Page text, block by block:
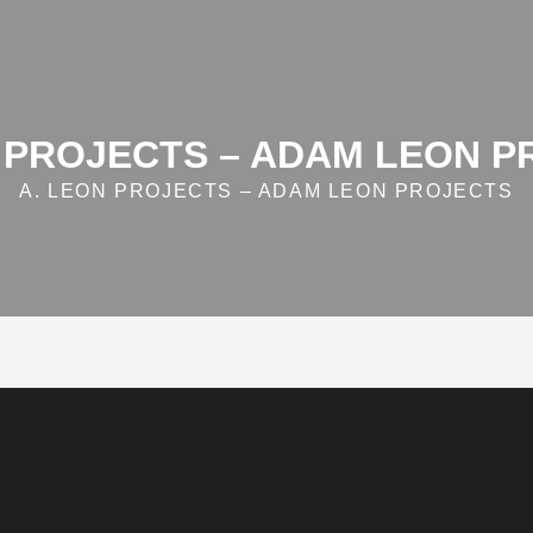
– ADAM LEON
A. LEON PROJECTS – ADAM LEON PROJECTS